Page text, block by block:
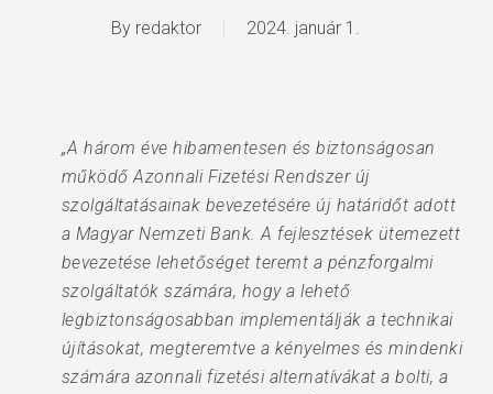
By redaktor 2024. január 1.
„A három éve hibamentesen és biztonságosan
működő Azonnali Fizetési Rendszer új
szolgáltatásainak bevezetésére új határidőt adott
a Magyar Nemzeti Bank. A fejlesztések ütemezett
bevezetése lehetőséget teremt a pénzforgalmi
szolgáltatók számára, hogy a lehető
legbiztonságosabban implementálják a technikai
újításokat, megteremtve a kényelmes és mindenki
számára azonnali fizetési alternatívákat a bolti, a